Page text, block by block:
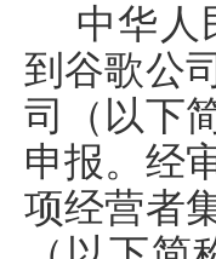
中华人
到谷歌公
司（以下
申报。经
项经营者